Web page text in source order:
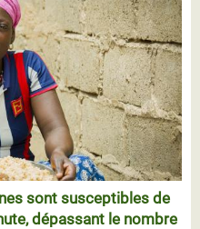
sont susceptibles de
dépassant le nombre